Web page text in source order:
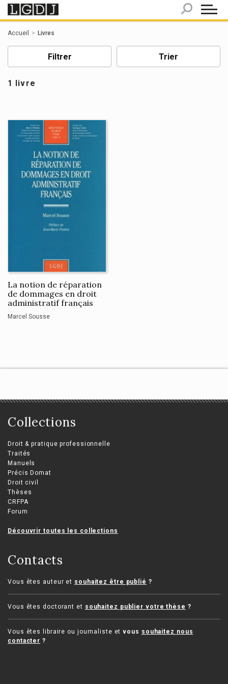
Accueil Livres
Filtrer Trier
1 livre
La notion de réparation
de dommages en droit
administratif français
Marcel Sousse
Collections
Droit & pratique professionnelle
Traités
Manuels
Précis Domat
Droit civil
Thèses
CRFPA
Forum
Découvrir toutes les collections
Contacts
Vous êtes auteur et souhaitez être publié ?
Vous êtes doctorant et souhaitez publier votre thèse ?
Vous êtes libraire ou journaliste etvous souhaitez nous
contacter ?
Panneau de gestion des cookies